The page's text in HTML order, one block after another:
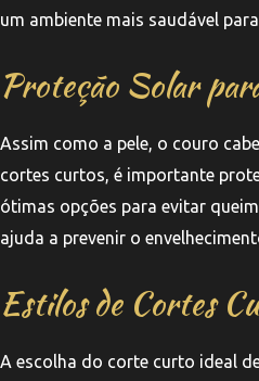
um ambiente mais saudável
Proteção Solar
Assim como a pele, o couro
cortes curtos, é importante
ótimas opções para evitar
ajuda a prevenir o
Estilos de Cortes
A escolha do corte curto ideal